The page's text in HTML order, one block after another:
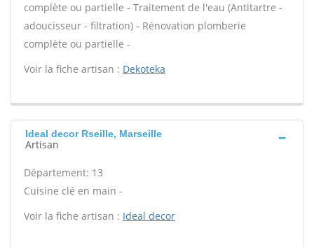
complète ou partielle - Traitement de l'eau (Antitartre -
adoucisseur - filtration) - Rénovation plomberie
complète ou partielle -
Voir la fiche artisan : Dekoteka
Ideal decor Rseille, Marseille
Artisan
Département: 13
Cuisine clé en main -
Voir la fiche artisan : Ideal decor